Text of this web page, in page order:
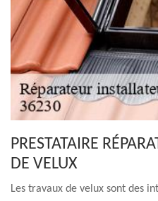
PRESTATAIRE
DE VELUX
Les travaux de velux sont des